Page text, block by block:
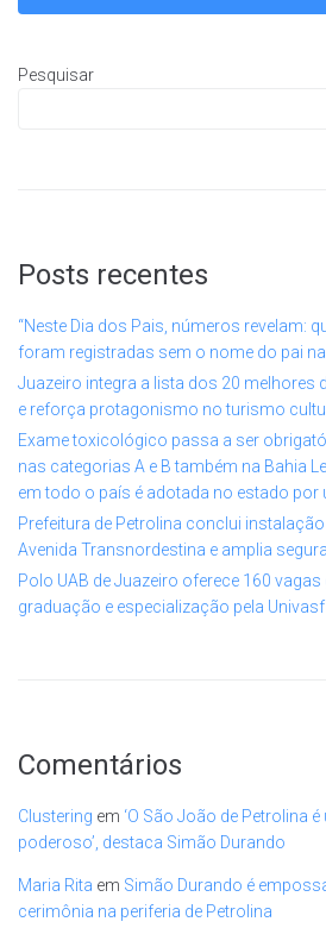
Pesquisar
Posts recentes
“Neste Dia dos Pais, números revelam:
foram registradas sem o nome do pai na
Juazeiro integra a lista dos 20 melhores
e reforça protagonismo no turismo
Exame toxicológico passa a ser
nas categorias A e B também na Bahia
em todo o país é adotada no estado
Prefeitura de Petrolina conclui
Avenida Transnordestina e amplia
Polo UAB de Juazeiro oferece 160
graduação e especialização pela Univasf
Comentários
Clustering em ‘O São João de Petrolina
poderoso’, destaca Simão Durando
Maria Rita em Simão Durando é
cerimônia na periferia de Petrolina